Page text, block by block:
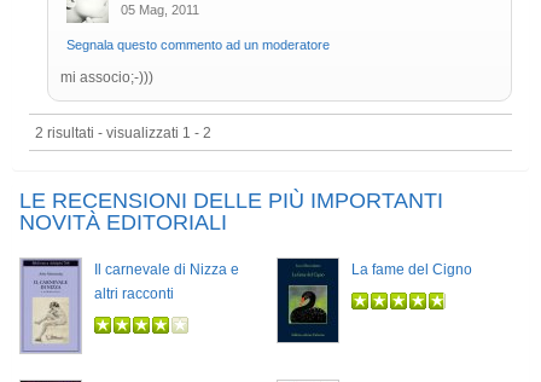
05 Mag, 2011
Segnala questo commento ad un moderatore
mi associo;-)))
2 risultati - visualizzati 1 - 2
LE RECENSIONI DELLE PIÙ IMPORTANTI
NOVITÀ EDITORIALI
Il carnevale di Nizza e
altri racconti
La fame del Cigno